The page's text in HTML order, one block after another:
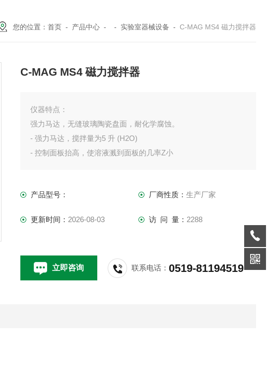
您的位置： 首页 - 产品中心 - - 实验室器械设备 - C-MAG MS4 磁力搅拌器
C-MAG MS4 磁力搅拌器
仪器特点：
强力马达，无缝玻璃陶瓷盘面，耐化学腐蚀。
- 强力马达，搅拌量为5 升 (H2O)
- 控制面板抬高，使溶液溅到面板的几率Z小
搅拌量(H2O)
MS 7 10 L
马达输入/输出功率 15 /1.5W
转速显示 刻度指示
转速范围 100-1,500 rpm
产品型号： 厂商性质： 生产厂家
更新时间： 2026-08-03 访 问 量： 2288
立即咨询 联系电话：0519-81194519